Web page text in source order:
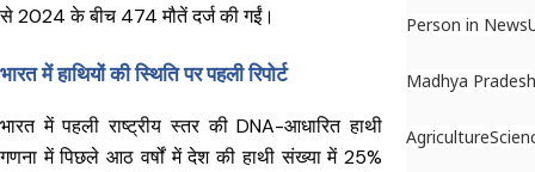
से 2024 के बीच 474 मौतें दर्ज की गईं।
भारत में हाथियों की स्थिति पर पहली रिपोर्ट
भारत में पहली राष्ट्रीय स्तर की DNA-आधारित हाथी
गणना में पिछले आठ वर्षों में देश की हाथी संख्या में 25%
Person in News
Madhya Pradesh
Agriculture